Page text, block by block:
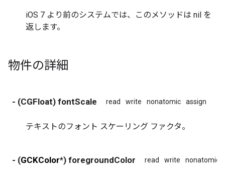
iOS 7 より前のシステムでは、このメソッドは nil を
返します。
物件の詳細
- (CGFloat) fontScale read write nonatomic assign
テキストのフォント スケーリング ファクタ。
- (GCKColor*) foregroundColor read write nonatomic